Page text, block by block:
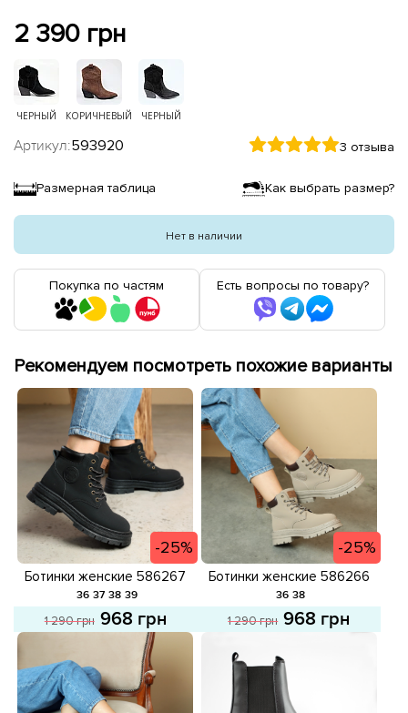
2 390 грн
ЧЕРНЫЙ КОРИЧНЕВЫЙ ЧЕРНЫЙ
Артикул:593920 3 отзыва
Размерная таблица Как выбрать размер?
Нет в наличии
Покупка по частям Есть вопросы по товару?
Рекомендуем посмотреть похожие варианты
-25%
Ботинки женские 586267
Черные распродажа
36 37 38 39
1 290 грн 968 грн
-25%
Ботинки женские 586266
Серые распродажа
36 38
1 290 грн 968 грн